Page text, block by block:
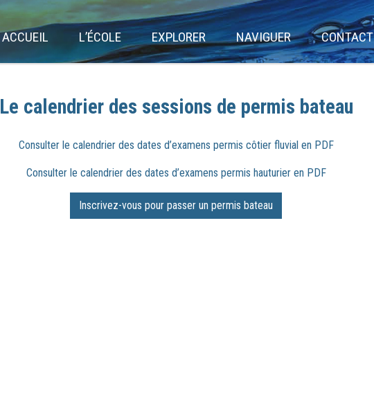
ACCUEIL L’ÉCOLE EXPLORER NAVIGUER CONTACT
Le calendrier des sessions de permis bateau
Consulter le calendrier des dates d’examens permis côtier fluvial en PDF
Consulter le calendrier des dates d’examens permis hauturier en PDF
Inscrivez-vous pour passer un permis bateau